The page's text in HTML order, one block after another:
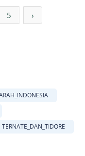
5 ›
TERNATE_DAN_TIDORE